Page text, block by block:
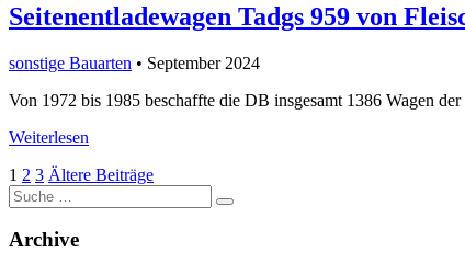
Seitenentladewagen Tadgs 959 von
sonstige Bauarten • September 2024
Von 1972 bis 1985 beschaffte die DB insgesamt 1386 Wagen
Weiterlesen
Seitennummerierung
der
Beiträge
1 2 3 Ältere Beiträge
Suche
nach:
Archive